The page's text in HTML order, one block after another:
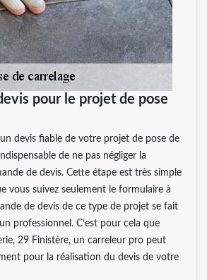
pour le projet de pose
devis fiable de votre projet de pose de
de ne pas négliger la
de devis. Cette étape est très simple
vous suivez seulement le formulaire à
de devis de ce type de projet se fait
professionnel. C’est pour cela que
29 Finistère, un carreleur pro peut
pour la réalisation du devis de votre